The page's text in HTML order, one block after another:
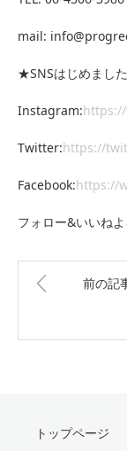
mail:
★SNSはじめまし
Instagram:
Twitter:https://
Facebook:https://
フォロー&いいね
前の記
トップページ